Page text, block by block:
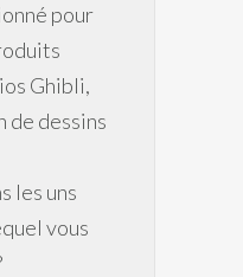
pour
Ghibli,
de dessins
les uns
vous